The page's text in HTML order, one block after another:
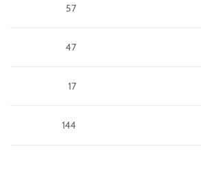
57
47
17
144